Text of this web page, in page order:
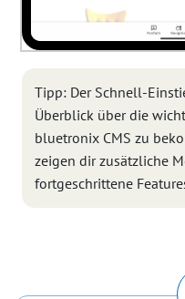
Tipp: Der Schnell-
Überblick über die
bluetronix CMS zu
zeigen dir zusätzliche
fortgeschrittene